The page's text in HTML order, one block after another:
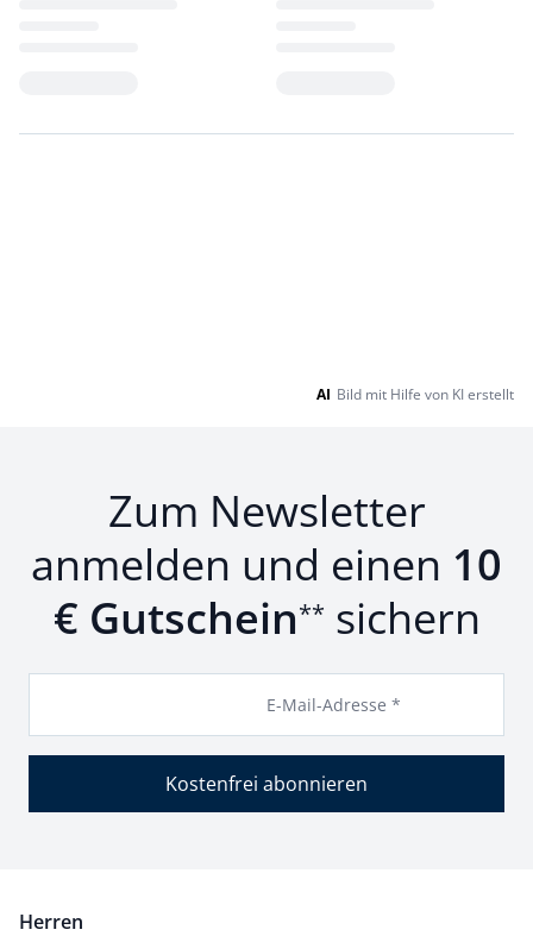
AI Bild mit Hilfe von KI erstellt
Zum Newsletter
anmelden und einen 10
€ Gutschein** sichern
E-Mail-Adresse *
Kostenfrei abonnieren
Herren